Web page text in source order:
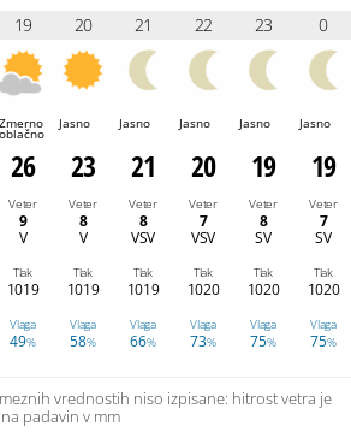
19 20 21 22 23 0
Zmerno
oblačno
Jasno Jasno Jasno Jasno Jasno
26 23 21 20 19 19
Veter
9
V
Veter
8
V
Veter
8
VSV
Veter
7
VSV
Veter
8
SV
Veter
7
SV
Tlak
1019
Tlak
1019
Tlak
1019
Tlak
1020
Tlak
1020
Tlak
1020
Vlaga
49%
Vlaga
58%
Vlaga
66%
Vlaga
73%
Vlaga
75%
Vlaga
75%
vrednostih niso izpisane: hitrost vetra je
padavin v mm